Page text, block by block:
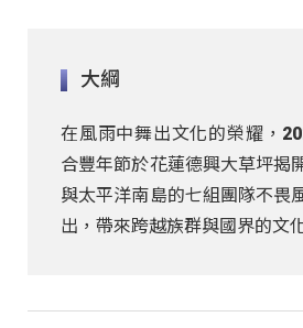
大綱
在風雨中舞出文化的榮耀，
合豐年節於花蓮德興大草坪揭
與太平洋南島的七組團隊不畏
出，帶來跨越族群與國界的文